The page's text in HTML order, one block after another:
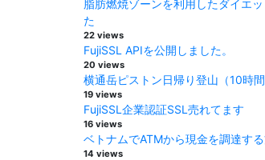
脂肪燃焼ゾーンを利用したダイエ
た
22 views
FujiSSL APIを公開しました。
20 views
横通岳ピストン日帰り登山（10時間
19 views
FujiSSL企業認証SSL売れてます
16 views
ベトナムでATMから現金を調達す
14 views